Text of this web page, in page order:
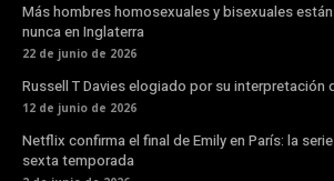
Más hombres homosexuales y bisexuales
nunca en Inglaterra
22 de junio de 2026
Russell T Davies elogiado por su interpretación
12 de junio de 2026
Netflix confirma el final de Emily en París: la
sexta temporada